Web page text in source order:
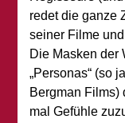
redet die ganze
seiner Filme
Die Masken der
„Personas“ (so
Bergman Films)
mal Gefühle